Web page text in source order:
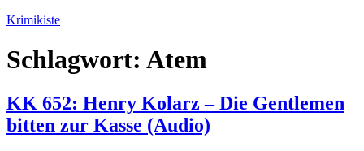
Zum
springen
Krimikiste
Schlagwort: Atem
KK 652: Henry Kolarz – Die Gentlemen
bitten zur Kasse (Audio)